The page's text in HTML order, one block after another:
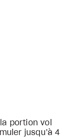
portion vol
jusqu’à 4